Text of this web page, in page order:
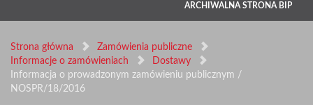
ARCHIWALNA STRONA BIP
Strona główna
Zamówienia publiczne
Informacje o zamówieniach
Dostawy
Informacja o prowadzonym zamówieniu publicznym /
NOSPR/18/2016